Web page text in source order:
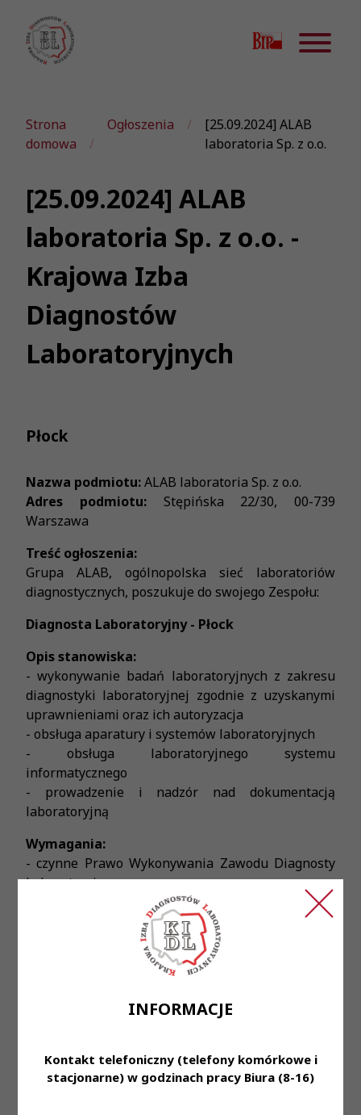
INFORMACJE
Kontakt telefoniczny (telefony komórkowe i
stacjonarne) w godzinach pracy Biura (8-16)
Strona
domowa
Ogłoszenia
[25.09.2024] ALAB
laboratoria Sp. z o.o.
[25.09.2024] ALAB
laboratoria Sp. z o.o. -
Krajowa Izba
Diagnostów
Laboratoryjnych
Płock
Nazwa podmiotu:ALAB laboratoria Sp. z o.o.
Adres podmiotu:Stępińska 22/30, 00-739
Warszawa
Treść ogłoszenia:
Grupa ALAB, ogólnopolska sieć laboratoriów
diagnostycznych, poszukuje do swojego Zespołu:
Diagnosta Laboratoryjny - Płock
Opis stanowiska:
- wykonywanie badań laboratoryjnych z zakresu
diagnostyki laboratoryjnej zgodnie z uzyskanymi
uprawnieniami oraz ich autoryzacja
- obsługa aparatury i systemów laboratoryjnych
- obsługa laboratoryjnego systemu
informatycznego
- prowadzenie i nadzór nad dokumentacją
laboratoryjną
Wymagania:
- czynne Prawo Wykonywania Zawodu Diagnosty
Laboratoryjnego
- rozwinięte umiejętności manualne w pracy
- dobra organizacja pracy
- umiejętność pracy w zespole
- zaangażowanie, dokładność i sumienność w
pracę (umowa na zastępstwo)
- zniżki na nasze usługi dla naszych Pracowników i